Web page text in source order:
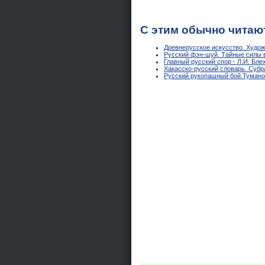
С этим обычно
Древнерусское искусство.
Русский фэн-шуй. Тайные силы
Главный русский спор - Л.И.
Хакасско-русский словарь.
Русский рукопашный